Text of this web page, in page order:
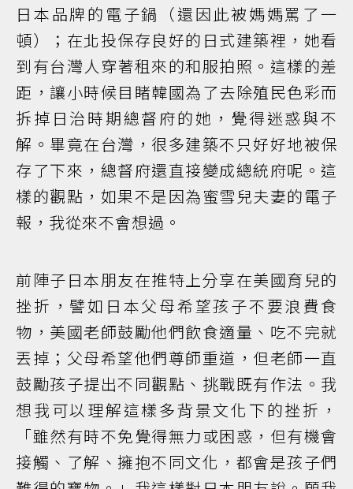
日本品牌的電子鍋（還因此被媽媽罵了一
頓）；在北投保存良好的日式建築裡，她看
到有台灣人穿著租來的和服拍照。這樣的差
距，讓小時候目睹韓國為了去除殖民色彩而
拆掉日治時期總督府的她，覺得迷惑與不
解。畢竟在台灣，很多建築不只好好地被保
存了下來，總督府還直接變成總統府呢。這
樣的觀點，如果不是因為蜜雪兒夫妻的電子
報，我從來不會想過。
前陣子日本朋友在推特上分享在美國育兒的
挫折，譬如日本父母希望孩子不要浪費食
物，美國老師鼓勵他們飲食適量、吃不完就
丟掉；父母希望他們尊師重道，但老師一直
鼓勵孩子提出不同觀點、挑戰既有作法。我
想我可以理解這樣多背景文化下的挫折，
「雖然有時不免覺得無力或困惑，但有機會
接觸、了解、擁抱不同文化，都會是孩子們